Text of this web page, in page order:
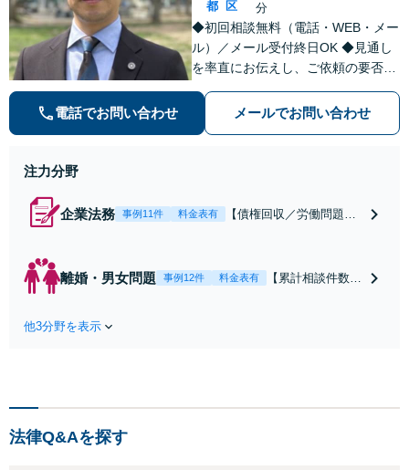
都 区 分
◆初回相談無料（電話・WEB・メー
ル）／メール受付終日OK ◆見通し
を率直にお伝えし、ご依頼の要否も
解決まで弁護士本人が一貫してスピ
ーディーに対応いたします。 ◆累計
電話でお問い合わせ メールでお問い合わせ
注力分野
企業法務 事例11件 料金表有
【債権回収／労働問題／
のトラブル・会社内のト
ラブルなど、事後の解決
離婚・男女問題 事例12件 料金表有
【累計相談件数20
様の話を丁寧にう
他3分野を表示
法律Q&Aを探す